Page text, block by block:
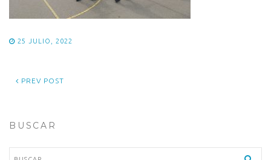
25 JULIO, 2022
PREV POST
BUSCAR